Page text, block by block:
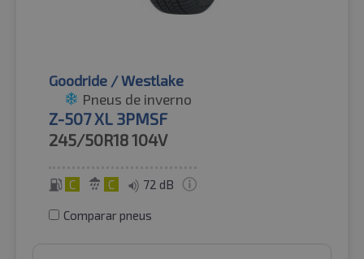
Goodride / Westlake
Pneus de inverno
Z-507 XL 3PMSF
245/50R18104V
C C 72 dB
Comparar pneus